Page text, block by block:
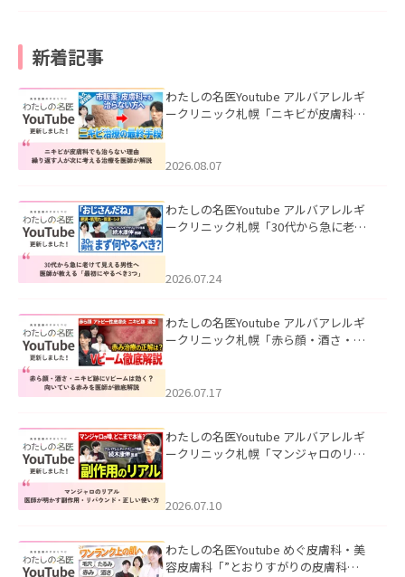
新着記事
わたしの名医Youtube アルバアレルギ
ークリニック札幌「ニキビが皮膚科で
ました。
2026.08.07
わたしの名医Youtube アルバアレルギ
ークリニック札幌「30代から急に老け
た。
2026.07.24
わたしの名医Youtube アルバアレルギ
ークリニック札幌「赤ら顔・酒さ・ニ
した。
2026.07.17
わたしの名医Youtube アルバアレルギ
ークリニック札幌「マンジャロのリア
た。
2026.07.10
わたしの名医Youtube めぐ皮膚科・美
容皮膚科「”とおりすがりの皮膚科